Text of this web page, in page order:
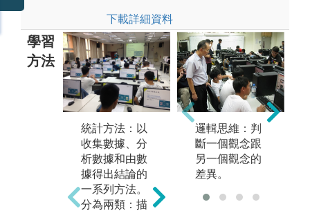
下載詳細資料
學習
方法
統計方法：以
收集數據、分
析數據和由數
據得出結論的
一系列方法。
分為兩類：描
機器學習：
機器學習理論
主要是設計和
分析一些讓電
腦可以自動
「學習」的演
邏輯思維：判
斷一個觀念跟
另一個觀念的
差異。